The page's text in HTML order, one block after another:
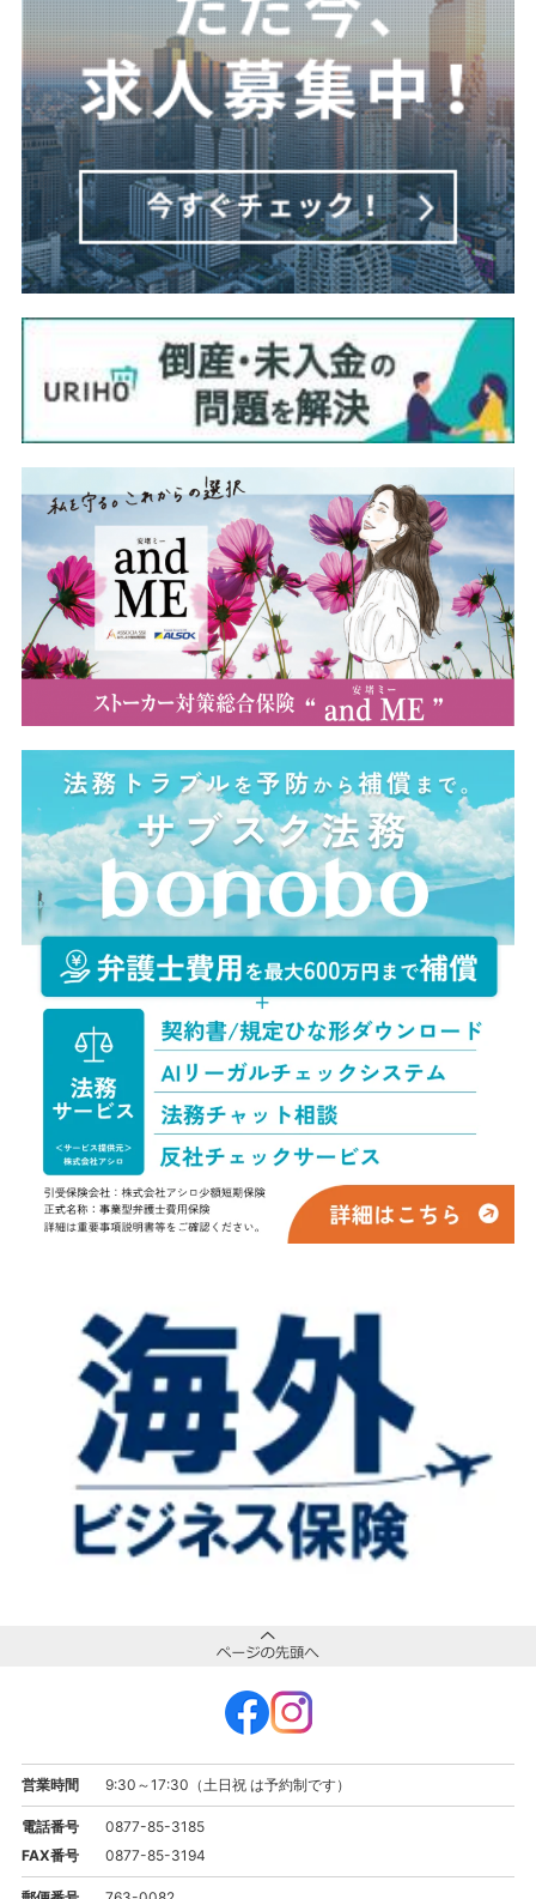
営業時間 9:30～17:30（土日祝 は予約制です）
電話番号
0877-85-3185
FAX番号
0877-85-3194